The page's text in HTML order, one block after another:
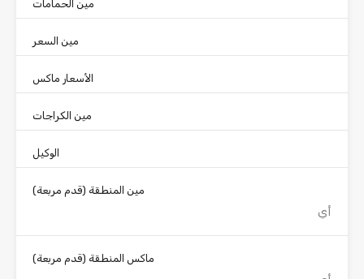
مين الحمامات
مين السعر
الأسعار ماكس
مين الكراجات
الوكيل
مين المنطقة (قدم مربعة)
ماكس المنطقة (قدم مربعة)